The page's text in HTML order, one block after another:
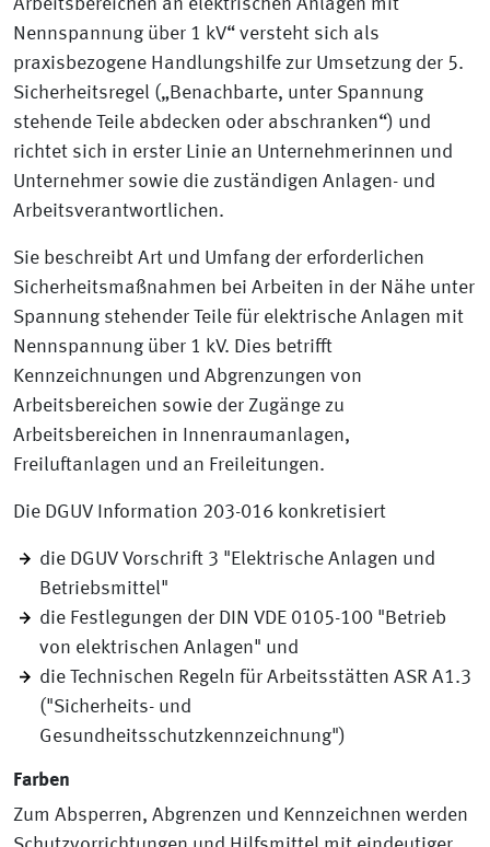
Arbeitsbereichen an elektrischen Anlagen mit
Nennspannung über 1 kV“ versteht sich als
praxisbezogene Handlungshilfe zur Umsetzung der 5.
Sicherheitsregel („Benachbarte, unter Spannung
stehende Teile abdecken oder abschranken“) und
richtet sich in erster Linie an Unternehmerinnen und
Unternehmer sowie die zuständigen Anlagen- und
Arbeitsverantwortlichen.
Sie beschreibt Art und Umfang der erforderlichen
Sicherheitsmaßnahmen bei Arbeiten in der Nähe unter
Spannung stehender Teile für elektrische Anlagen mit
Nennspannung über 1 kV. Dies betrifft
Kennzeichnungen und Abgrenzungen von
Arbeitsbereichen sowie der Zugänge zu
Arbeitsbereichen in Innenraumanlagen,
Freiluftanlagen und an Freileitungen.
Die DGUV Information 203-016 konkretisiert
die DGUV Vorschrift 3 "Elektrische Anlagen und
Betriebsmittel"
die Festlegungen der DIN VDE 0105-100 "Betrieb
von elektrischen Anlagen" und
die Technischen Regeln für Arbeitsstätten ASR A1.3
("Sicherheits- und
Gesundheitsschutzkennzeichnung")
Farben
Zum Absperren, Abgrenzen und Kennzeichnen werden